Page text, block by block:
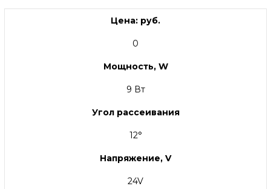
Цена: руб.
0
Мощность, W
9 Вт
Угол рассеивания
12°
Напряжение, V
24V